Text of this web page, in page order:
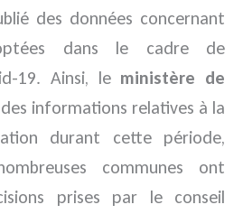
des données concernant
dans le cadre de
19. Ainsi, le ministère de
informations relatives à la
durant cette période,
communes ont
prises par le conseil